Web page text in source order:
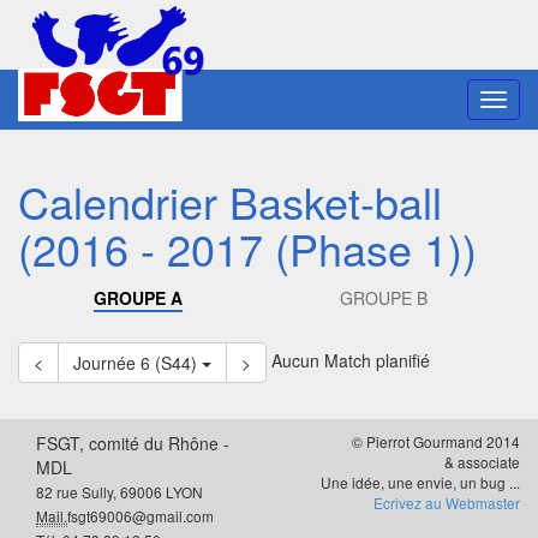
Calendrier Basket-ball
(2016 - 2017 (Phase 1))
GROUPE A GROUPE B
< Journée 6 (S44) > Aucun Match planifié
FSGT, comité du Rhône -
MDL
82 rue Sully, 69006 LYON
Mail.fsgt69006@gmail.com
© Pierrot Gourmand 2014
& associate
Une idée, une envie, un bug ...
Ecrivez au Webmaster